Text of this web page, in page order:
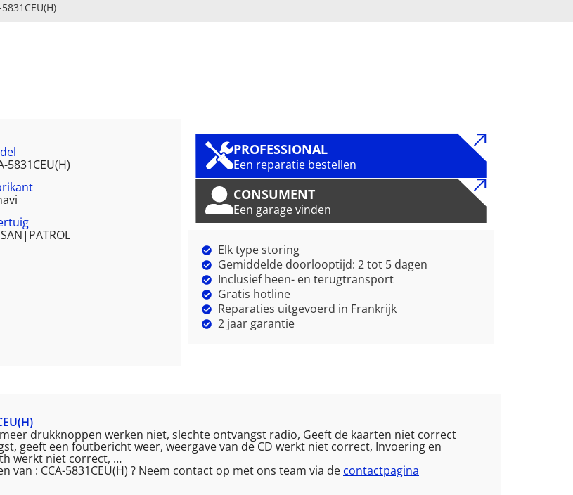
5831CEU(H)
5831CEU(H)
| PATROL
PROFESSIONAL
Een reparatie bestellen
CONSUMENT
Een garage vinden
Elk type storing
Gemiddelde doorlooptijd: 2 tot 5 dagen
Inclusief heen- en terugtransport
Gratis hotline
Reparaties uitgevoerd in Frankrijk
2 jaar garantie
drukknoppen werken niet, slechte ontvangst radio, Geeft de kaarten niet correct
geeft een foutbericht weer, weergave van de CD werkt niet correct, Invoering en
werkt niet correct, …
: CCA-5831CEU(H) ? Neem contact op met ons team via de contactpagina